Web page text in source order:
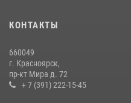
Красноярскому краю.
10 июля 2026, 06:21
КОНТАКТЫ
660049
г. Красноярск,
пр-кт Мира д. 72
+ 7 (391) 222-15-45